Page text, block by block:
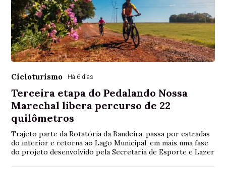
Cicloturismo Há 6 dias
Terceira etapa do Pedalando Nossa
Marechal libera percurso de 22
quilômetros
Trajeto parte da Rotatória da Bandeira, passa por estradas
do interior e retorna ao Lago Municipal, em mais uma fase
do projeto desenvolvido pela Secretaria de Esporte e Lazer